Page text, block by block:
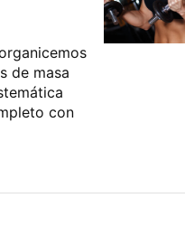
de masa
con